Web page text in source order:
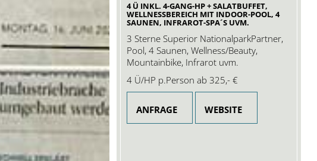
4 Ü INKL. 4-GANG-HP + SALATBUFFET,
WELLNESSBEREICH MIT INDOOR-POOL, 4
SAUNEN, INFRAROT-SPA´S UVM.
3 Sterne Superior NationalparkPartner,
Pool, 4 Saunen, Wellness/Beauty,
Mountainbike, Infrarot uvm.
4 Ü/HP p.Person ab 325,- €
ANFRAGE WEBSITE